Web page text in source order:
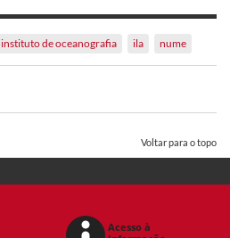
instituto de oceanografia ila nume
Voltar para o topo